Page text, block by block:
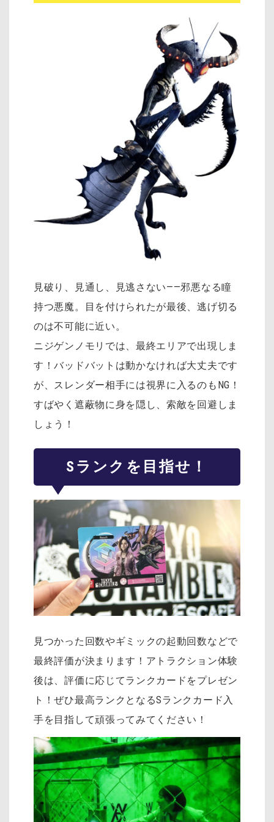
見破り、見通し、見逃さない——邪悪なる瞳
持つ悪魔。目を付けられたが最後、逃げ切る
のは不可能に近い。
ニジゲンノモリでは、最終エリアで出現しま
す！バッドバットは動かなければ大丈夫です
が、スレンダー相手には視界に入るのもNG！
すばやく遮蔽物に身を隠し、索敵を回避しま
しょう！
Sランクを目指せ！
見つかった回数やギミックの起動回数などで
最終評価が決まります！アトラクション体験
後は、評価に応じてランクカードをプレゼン
ト！ぜひ最高ランクとなるSランクカード入
手を目指して頑張ってみてください！